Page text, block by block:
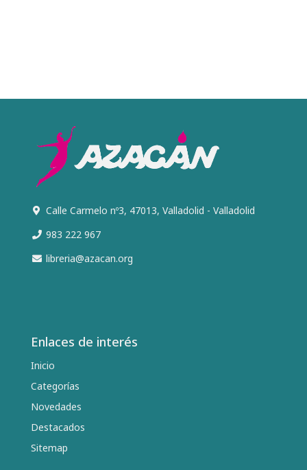
Calle Carmelo nº3, 47013, Valladolid - Valladolid
983 222 967
libreria@azacan.org
Enlaces de interés
Inicio
Categorías
Novedades
Destacados
Sitemap